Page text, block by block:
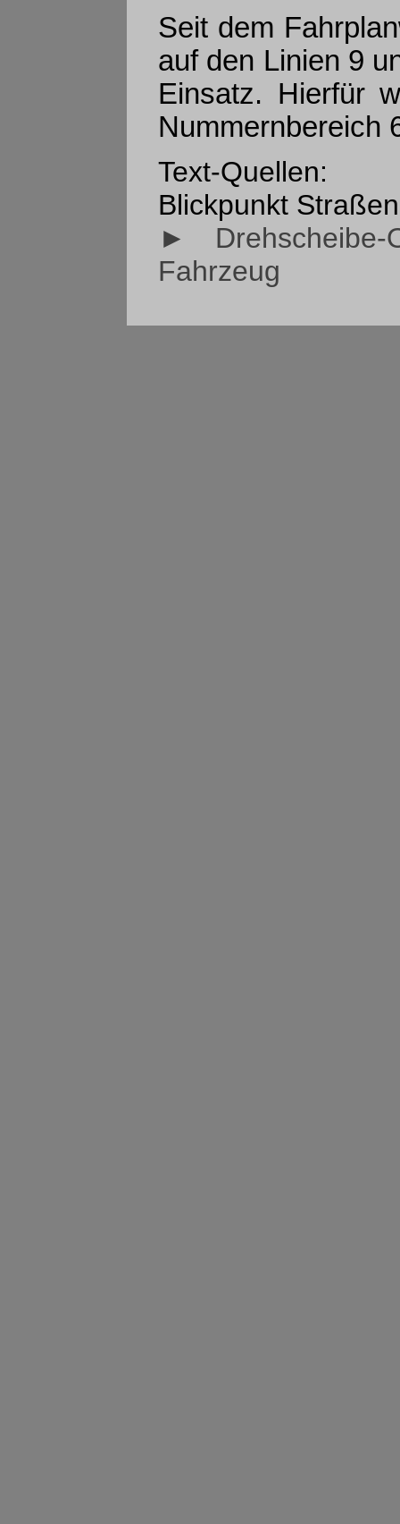
Seit dem
auf den Linien 9
Einsatz. Hierfür
Nummernbereich
Text-Quellen:
Blickpunkt
► Drehscheibe-
Fahrzeug